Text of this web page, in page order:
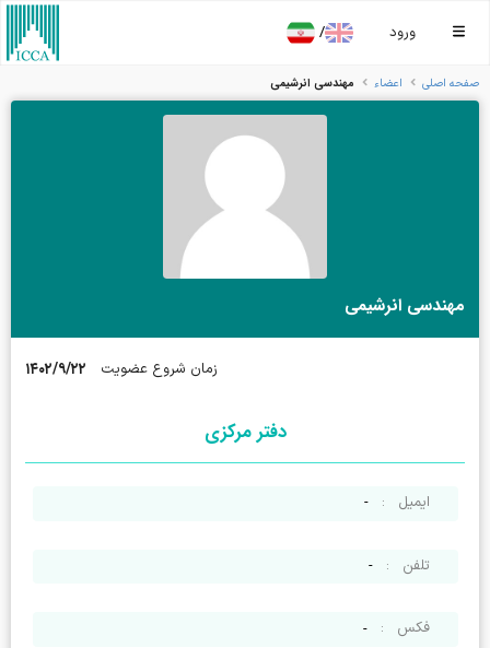
ورود /
صفحه اصلی اعضاء مهندسی انرشیمی
مهندسی انرشیمی
زمان شروع عضویت ۱۴۰۲/۹/۲۲
دفتر مرکزی
ایمیل :
-
تلفن :
-
فکس :
-